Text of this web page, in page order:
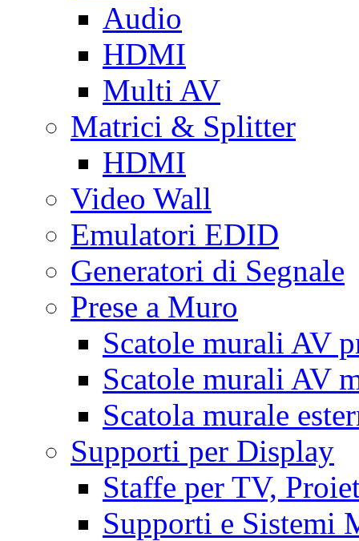
Audio
HDMI
Multi AV
Matrici & Splitter
HDMI
Video Wall
Emulatori EDID
Generatori di Segnale
Prese a Muro
Scatole murali AV
Scatole murali AV
Scatola murale
Supporti per Display
Staffe per TV,
Supporti e Sistemi